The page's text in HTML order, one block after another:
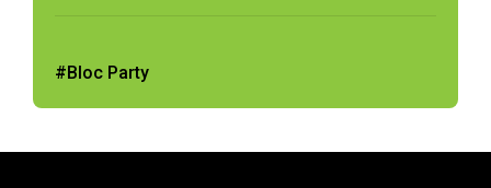
#Bloc Party